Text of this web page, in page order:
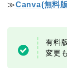
≫Canva(無料
有料
変更